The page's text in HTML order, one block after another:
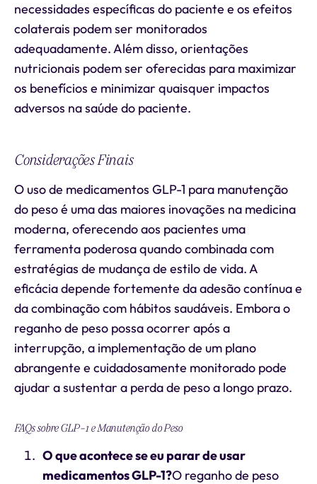
necessidades específicas do paciente e os efeitos
colaterais podem ser monitorados
adequadamente. Além disso, orientações
nutricionais podem ser oferecidas para maximizar
os benefícios e minimizar quaisquer impactos
adversos na saúde do paciente.
Considerações Finais
O uso de medicamentos GLP-1 para manutenção
do peso é uma das maiores inovações na medicina
moderna, oferecendo aos pacientes uma
ferramenta poderosa quando combinada com
estratégias de mudança de estilo de vida. A
eficácia depende fortemente da adesão contínua e
da combinação com hábitos saudáveis. Embora o
reganho de peso possa ocorrer após a
interrupção, a implementação de um plano
abrangente e cuidadosamente monitorado pode
ajudar a sustentar a perda de peso a longo prazo.
FAQs sobre GLP-1 e Manutenção do Peso
O que acontece se eu parar de usar
medicamentos GLP-1?O reganho de peso